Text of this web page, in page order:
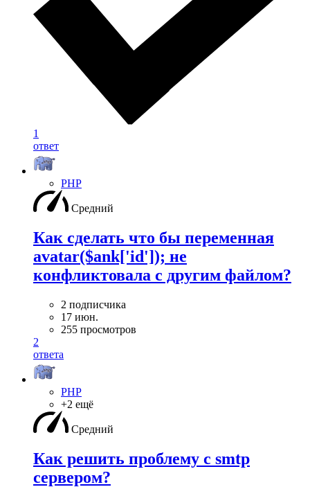
1
ответ
PHP
Средний
Как сделать что бы переменная
avatar($ank['id']); не
конфликтовала с другим файлом?
2 подписчика
17 июн.
255 просмотров
2
ответа
PHP
+2 ещё
Средний
Как решить проблему с smtp
сервером?